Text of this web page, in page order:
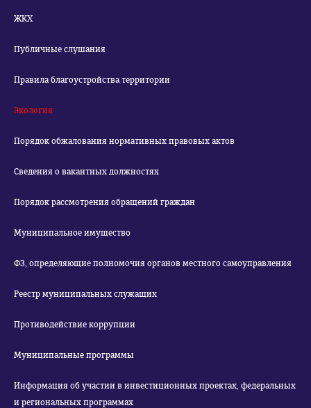
ЖКХ
Публичные слушания
Правила благоустройства территории
Экология
Порядок обжалования нормативных правовых актов
Сведения о вакантных должностях
Порядок рассмотрения обращений граждан
Муниципальное имущество
ФЗ, определяющие полномочия органов местного самоуправления
Реестр муниципальных служащих
Противодействие коррупции
Муниципальные программы
Информация об участии в инвестиционных проектах, федеральных
и региональных программах